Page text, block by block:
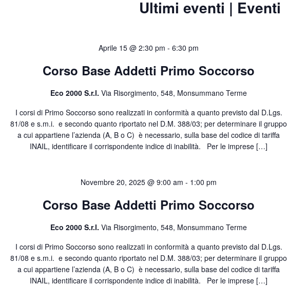
Ultimi eventi | Eventi
Aprile 15 @ 2:30 pm -6:30 pm
Corso Base Addetti Primo Soccorso
Eco 2000 S.r.l.Via Risorgimento, 548, Monsummano Terme
I corsi di Primo Soccorso sono realizzati in conformità a quanto previsto dal D.Lgs.
81/08 e s.m.i. e secondo quanto riportato nel D.M. 388/03; per determinare il gruppo
a cui appartiene l’azienda (A, B o C) è necessario, sulla base del codice di tariffa
INAIL, identificare il corrispondente indice di inabilità. Per le imprese […]
Novembre 20, 2025 @ 9:00 am - 1:00 pm
Corso Base Addetti Primo Soccorso
Eco 2000 S.r.l.Via Risorgimento, 548, Monsummano Terme
I corsi di Primo Soccorso sono realizzati in conformità a quanto previsto dal D.Lgs.
81/08 e s.m.i. e secondo quanto riportato nel D.M. 388/03; per determinare il gruppo
a cui appartiene l’azienda (A, B o C) è necessario, sulla base del codice di tariffa
INAIL, identificare il corrispondente indice di inabilità. Per le imprese […]